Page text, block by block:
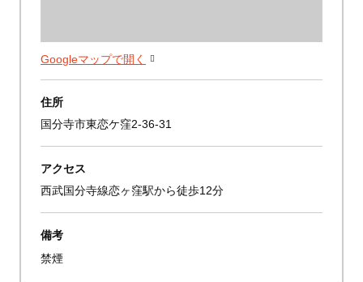
Googleマップで開く
住所
国分寺市東恋ケ窪2-36-31
アクセス
西武国分寺線恋ヶ窪駅から徒歩12分
備考
禁煙